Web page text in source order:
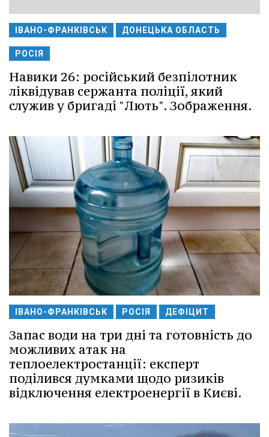
ІВАНО-ФРАНКІВСЬК ДОНЕЦЬКА ОБЛАСТЬ
РОСІЯ
Навики 26: російський безпілотник
ліквідував сержанта поліції, який
служив у бригаді "Лють". Зображення.
ІВАНО-ФРАНКІВСЬК РОСІЯ ДЕФІЦИТ
Запас води на три дні та готовність до
можливих атак на
теплоелектростанції: експерт
поділився думками щодо ризиків
відключення електроенергії в Києві.